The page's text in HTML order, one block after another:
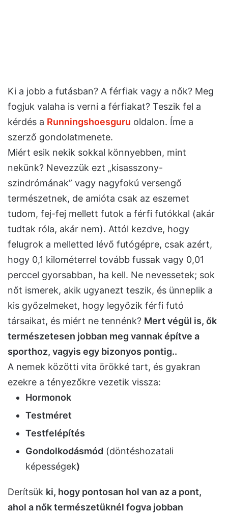
Ki a jobb a futásban? A férfiak vagy a nők? Meg
fogjuk valaha is verni a férfiakat? Teszik fel a
kérdés a Runningshoesguru oldalon. Íme a
szerző gondolatmenete.
Miért esik nekik sokkal könnyebben, mint
nekünk? Nevezzük ezt „kisasszony-
szindrómának” vagy nagyfokú versengő
természetnek, de amióta csak az eszemet
tudom, fej-fej mellett futok a férfi futókkal (akár
tudtak róla, akár nem). Attól kezdve, hogy
felugrok a melletted lévő futógépre, csak azért,
hogy 0,1 kilométerrel tovább fussak vagy 0,01
perccel gyorsabban, ha kell. Ne nevessetek; sok
nőt ismerek, akik ugyanezt teszik, és ünneplik a
kis győzelmeket, hogy legyőzik férfi futó
társaikat, és miért ne tennénk? Mert végül is, ők
természetesen jobban meg vannak építve a
sporthoz, vagyis egy bizonyos pontig..
A nemek közötti vita örökké tart, és gyakran
ezekre a tényezőkre vezetik vissza:
Hormonok
Testméret
Testfelépítés
Gondolkodásmód (döntéshozatali
képességek)
Derítsük ki, hogy pontosan hol van az a pont,
ahol a nők természetüknél fogva jobban